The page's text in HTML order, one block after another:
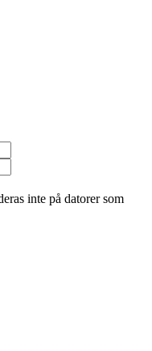
inte på datorer som